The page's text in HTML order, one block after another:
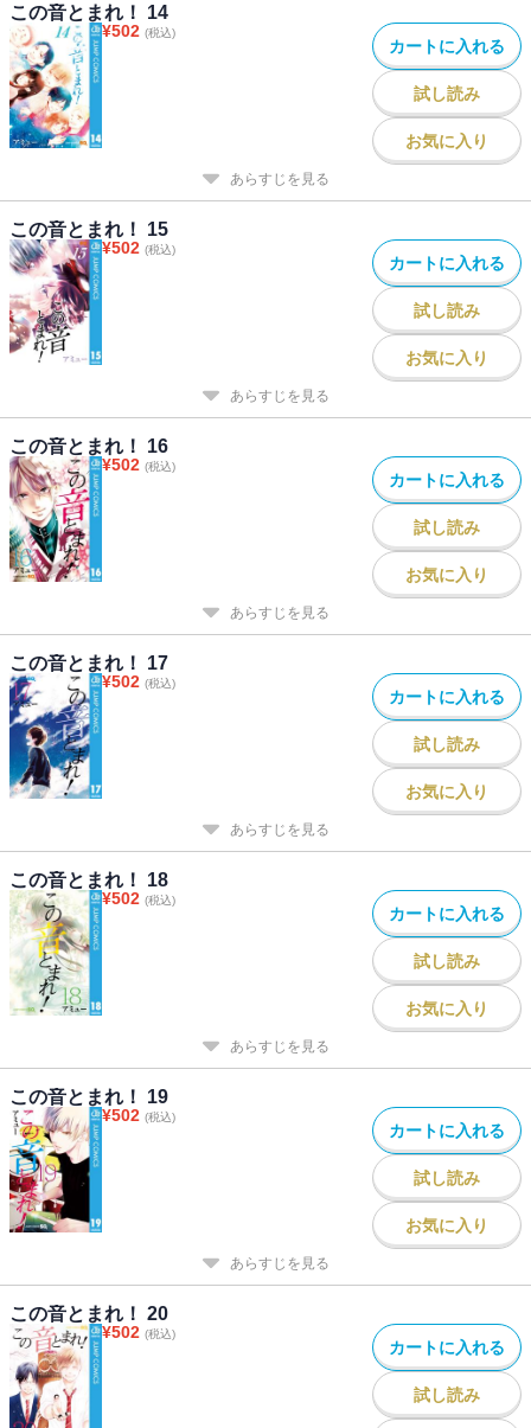
この音とまれ！ 14
¥502 (税込)
カートに入れる
試し読み
お気に入り
あらすじを見る
この音とまれ！ 15
¥502 (税込)
カートに入れる
試し読み
お気に入り
あらすじを見る
この音とまれ！ 16
¥502 (税込)
カートに入れる
試し読み
お気に入り
あらすじを見る
この音とまれ！ 17
¥502 (税込)
カートに入れる
試し読み
お気に入り
あらすじを見る
この音とまれ！ 18
¥502 (税込)
カートに入れる
試し読み
お気に入り
あらすじを見る
この音とまれ！ 19
¥502 (税込)
カートに入れる
試し読み
お気に入り
あらすじを見る
この音とまれ！ 20
¥502 (税込)
カートに入れる
試し読み